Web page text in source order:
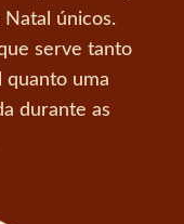
únicos.
serve tanto
quanto uma
durante as